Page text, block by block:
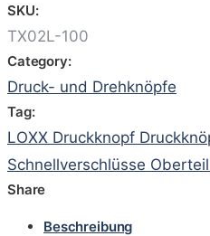
SKU:
TX02L-100
Category:
Druck- und Drehknöpfe
Tag:
LOXX Druckknopf
Schnellverschlüsse
Share
Beschreibung